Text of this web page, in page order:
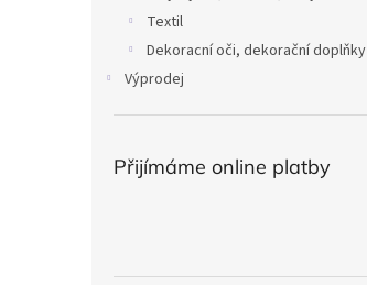
Textil
Dekoracní oči, dekorační doplňky
Výprodej
Přijímáme online platby